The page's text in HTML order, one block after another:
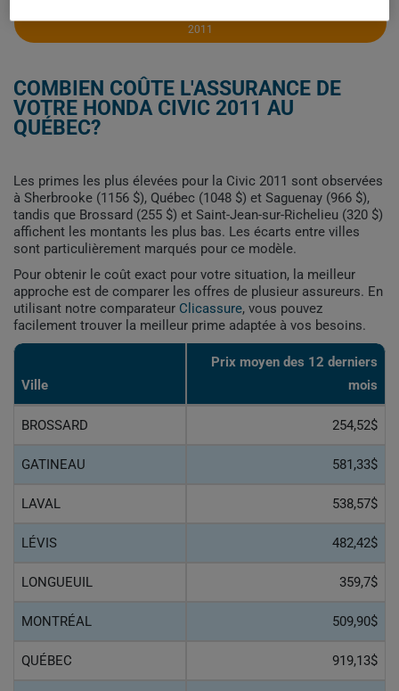
2011
COMBIEN COÛTE L'ASSURANCE DE
VOTRE HONDA CIVIC 2011 AU
QUÉBEC?
Les primes les plus élevées pour la Civic 2011 sont observées
à Sherbrooke (1156 $), Québec (1048 $) et Saguenay (966 $),
tandis que Brossard (255 $) et Saint-Jean-sur-Richelieu (320 $)
affichent les montants les plus bas. Les écarts entre villes
sont particulièrement marqués pour ce modèle.
Pour obtenir le coût exact pour votre situation, la meilleur
approche est de comparer les offres de plusieur assureurs. En
utilisant notre comparateur Clicassure, vous pouvez
facilement trouver la meilleur prime adaptée à vos besoins.
Ville
Prix ​​moyen des 12 derniers
mois
BROSSARD 254,52$
GATINEAU 581,33$
LAVAL 538,57$
LÉVIS 482,42$
LONGUEUIL 359,7$
MONTRÉAL 509,90$
QUÉBEC 919,13$